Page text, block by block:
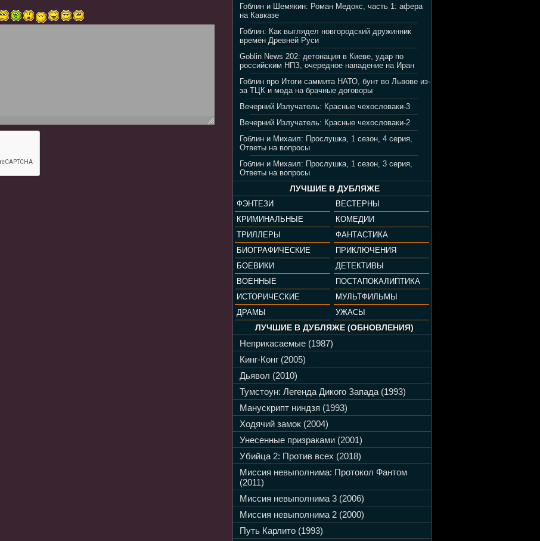
Гоблин и Шемякин: Роман Медокс, часть 1: афера
на Кавказе
Гоблин: Как выглядел новгородский дружинник
времён Древней Руси
Goblin News 202: детонация в Киеве, удар по
российским НПЗ, очередное нападение на Иран
Гоблин про Итоги саммита НАТО, бунт во Львове из-
за ТЦК и мода на брачные договоры
Вечерний Излучатель: Красные чехословаки-3
Вечерний Излучатель: Красные чехословаки-2
Гоблин и Михаил: Прослушка, 1 сезон, 4 серия,
Ответы на вопросы
Гоблин и Михаил: Прослушка, 1 сезон, 3 серия,
Ответы на вопросы
ЛУЧШИЕ В ДУБЛЯЖЕ
ФЭНТЕЗИ
ВЕСТЕРНЫ
КРИМИНАЛЬНЫЕ
КОМЕДИИ
ТРИЛЛЕРЫ
ФАНТАСТИКА
БИОГРАФИЧЕСКИЕ
ПРИКЛЮЧЕНИЯ
БОЕВИКИ
ДЕТЕКТИВЫ
ВОЕННЫЕ
ПОСТАПОКАЛИПТИКА
ИСТОРИЧЕСКИЕ
МУЛЬТФИЛЬМЫ
ДРАМЫ
УЖАСЫ
ЛУЧШИЕ В ДУБЛЯЖЕ (ОБНОВЛЕНИЯ)
Неприкасаемые (1987)
Кинг-Конг (2005)
Дьявол (2010)
Тумстоун: Легенда Дикого Запада (1993)
Манускрипт ниндзя (1993)
Ходячий замок (2004)
Унесенные призраками (2001)
Убийца 2: Против всех (2018)
Миссия невыполнима: Протокол Фантом
(2011)
Миссия невыполнима 3 (2006)
Миссия невыполнима 2 (2000)
Путь Карлито (1993)